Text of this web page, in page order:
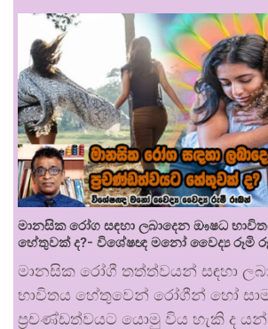
මානසික රෝග සඳහා ලබාදෙන ඖෂධ
හේතුවක් ද?- විශේෂඥ මනෝ වෛද්‍ය රූමි
මානසික රෝගී තත්ත්වයන් සඳහා
භාවිතය හේතුවෙන් රෝගීන් හෝ
ප්‍රචණ්ඩත්වයට යොමු විය හැකි ද